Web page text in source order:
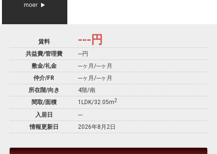
賃料 --- 円
共益費/管理費
---円
敷金/礼金
---ヶ月 /---ヶ月
仲介/FR
---ヶ月 /---ヶ月
所在階/向き
4階/南
間取/面積
1LDK/32.05m2
入居日
---
情報更新日
2026年8月2日